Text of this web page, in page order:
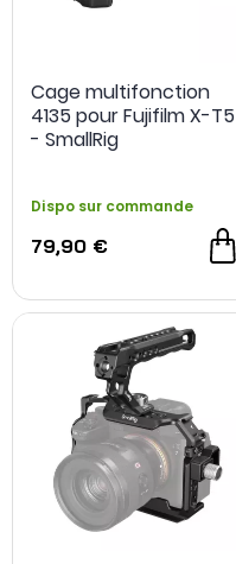
Cage multifonction
4135 pour Fujifilm X-T5
- SmallRig
Dispo sur commande
79,90 €